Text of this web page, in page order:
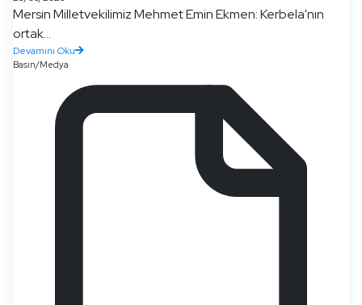
Mersin Milletvekilimiz Mehmet Emin Ekmen: Kerbela'nın
ortak...
Devamını Oku
Basın/Medya